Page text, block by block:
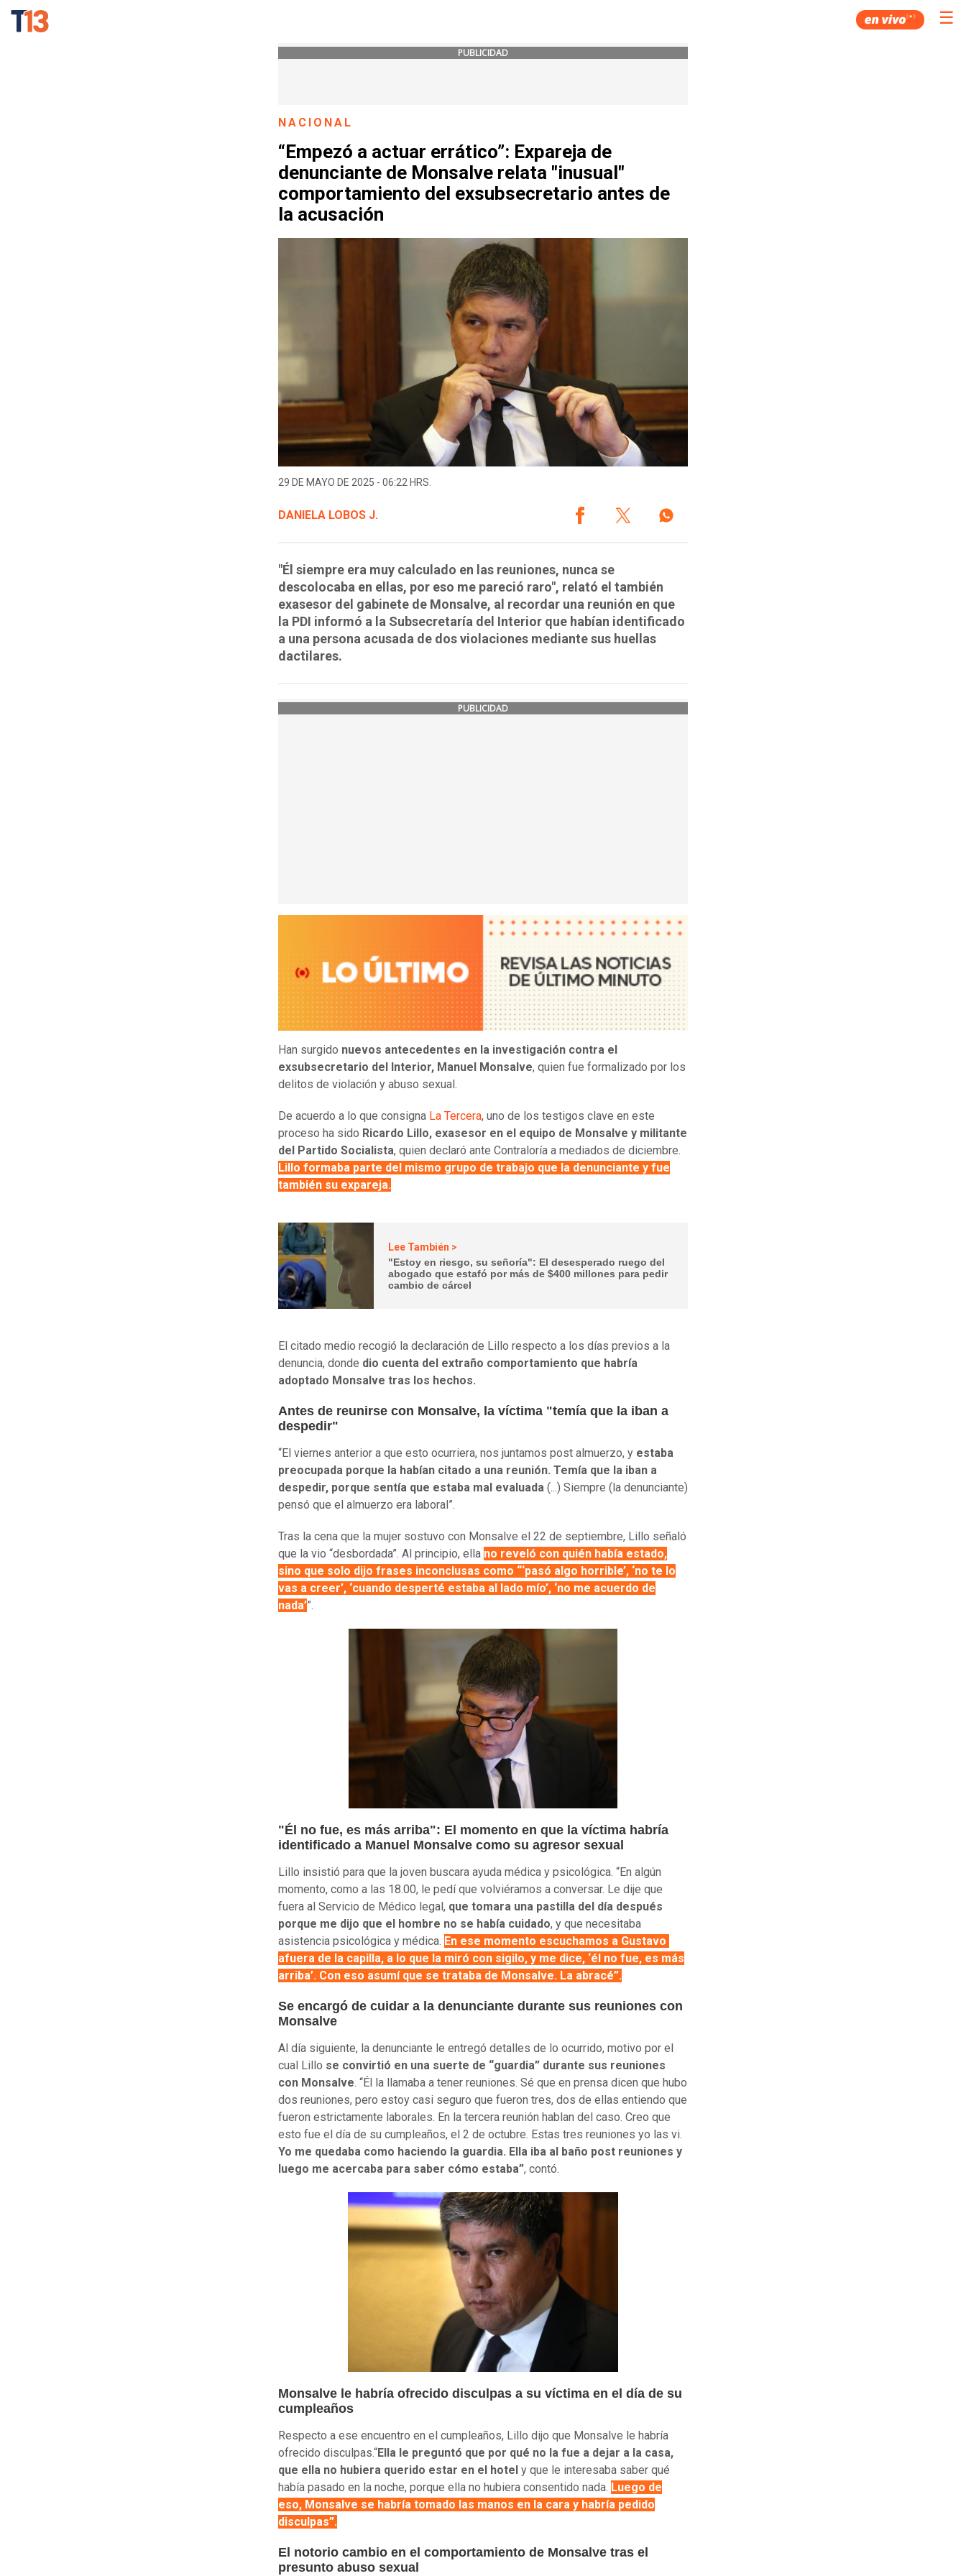
☰
PUBLICIDAD
NACIONAL
“Empezó a actuar errático”: Expareja de
denunciante de Monsalve relata "inusual"
comportamiento del exsubsecretario antes de
la acusación
29 DE MAYO DE 2025 - 06:22 HRS.
DANIELA LOBOS J.
"Él siempre era muy calculado en las reuniones, nunca se
descolocaba en ellas, por eso me pareció raro", relató el también
exasesor del gabinete de Monsalve, al recordar una reunión en que
la PDI informó a la Subsecretaría del Interior que habían identificado
a una persona acusada de dos violaciones mediante sus huellas
dactilares.
PUBLICIDAD
Han surgido nuevos antecedentes en la investigación contra el
exsubsecretario del Interior, Manuel Monsalve, quien fue formalizado por los
delitos de violación y abuso sexual.
De acuerdo a lo que consigna La Tercera, uno de los testigos clave en este
proceso ha sido Ricardo Lillo, exasesor en el equipo de Monsalve y militante
del Partido Socialista, quien declaró ante Contraloría a mediados de diciembre.
Lillo formaba parte del mismo grupo de trabajo que la denunciante y fue
también su expareja.
Lee También >
"Estoy en riesgo, su señoría": El desesperado ruego del
abogado que estafó por más de $400 millones para pedir
cambio de cárcel
El citado medio recogió la declaración de Lillo respecto a los días previos a la
denuncia, donde dio cuenta del extraño comportamiento que habría
adoptado Monsalve tras los hechos.
Antes de reunirse con Monsalve, la víctima "temía que la iban a
despedir"
“El viernes anterior a que esto ocurriera, nos juntamos post almuerzo, y estaba
preocupada porque la habían citado a una reunión. Temía que la iban a
despedir, porque sentía que estaba mal evaluada (...) Siempre (la denunciante)
pensó que el almuerzo era laboral”.
Tras la cena que la mujer sostuvo con Monsalve el 22 de septiembre, Lillo señaló
que la vio “desbordada”. Al principio, ella no reveló con quién había estado,
sino que solo dijo frases inconclusas como “‘pasó algo horrible’, ‘no te lo
vas a creer’, ‘cuando desperté estaba al lado mío’, ‘no me acuerdo de
nada’”.
"Él no fue, es más arriba": El momento en que la víctima habría
identificado a Manuel Monsalve como su agresor sexual
Lillo insistió para que la joven buscara ayuda médica y psicológica. “En algún
momento, como a las 18.00, le pedí que volviéramos a conversar. Le dije que
fuera al Servicio de Médico legal, que tomara una pastilla del día después
porque me dijo que el hombre no se había cuidado, y que necesitaba
asistencia psicológica y médica. En ese momento escuchamos a Gustavo
afuera de la capilla, a lo que la miró con sigilo, y me dice, ‘él no fue, es más
arriba’. Con eso asumí que se trataba de Monsalve. La abracé”.
Se encargó de cuidar a la denunciante durante sus reuniones con
Monsalve
Al día siguiente, la denunciante le entregó detalles de lo ocurrido, motivo por el
cual Lillo se convirtió en una suerte de “guardia” durante sus reuniones
con Monsalve. “Él la llamaba a tener reuniones. Sé que en prensa dicen que hubo
dos reuniones, pero estoy casi seguro que fueron tres, dos de ellas entiendo que
fueron estrictamente laborales. En la tercera reunión hablan del caso. Creo que
esto fue el día de su cumpleaños, el 2 de octubre. Estas tres reuniones yo las vi.
Yo me quedaba como haciendo la guardia. Ella iba al baño post reuniones y
luego me acercaba para saber cómo estaba”, contó.
Monsalve le habría ofrecido disculpas a su víctima en el día de su
cumpleaños
Respecto a ese encuentro en el cumpleaños, Lillo dijo que Monsalve le habría
ofrecido disculpas.“Ella le preguntó que por qué no la fue a dejar a la casa,
que ella no hubiera querido estar en el hotel y que le interesaba saber qué
había pasado en la noche, porque ella no hubiera consentido nada. Luego de
eso, Monsalve se habría tomado las manos en la cara y habría pedido
disculpas”.
El notorio cambio en el comportamiento de Monsalve tras el
presunto abuso sexual